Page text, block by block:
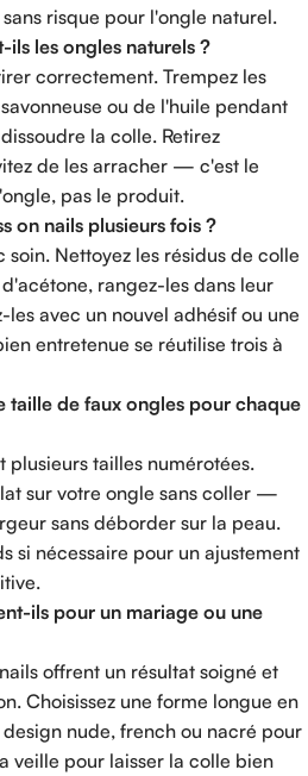
risque pour l'ongle naturel.
ils les ongles naturels ?
correctement. Trempez les
ou de l'huile pendant
la colle. Retirez
de les arracher — c'est le
pas le produit.
on nails plusieurs fois ?
soin. Nettoyez les résidus de colle
rangez-les dans leur
avec un nouvel adhésif ou une
entretenue se réutilise trois à
taille de faux ongles pour chaque
plusieurs tailles numérotées.
sur votre ongle sans coller —
sans déborder sur la peau.
si nécessaire pour un ajustement
ils pour un mariage ou une
offrent un résultat soigné et
Choisissez une forme longue en
nude, french ou nacré pour
veille pour laisser la colle bien